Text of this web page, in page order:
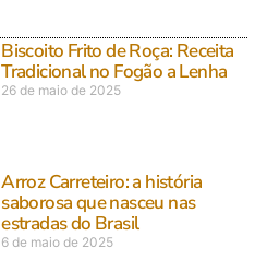
Biscoito Frito de Roça: Receita
Tradicional no Fogão a Lenha
26 de maio de 2025
Arroz Carreteiro: a história
saborosa que nasceu nas
estradas do Brasil
6 de maio de 2025